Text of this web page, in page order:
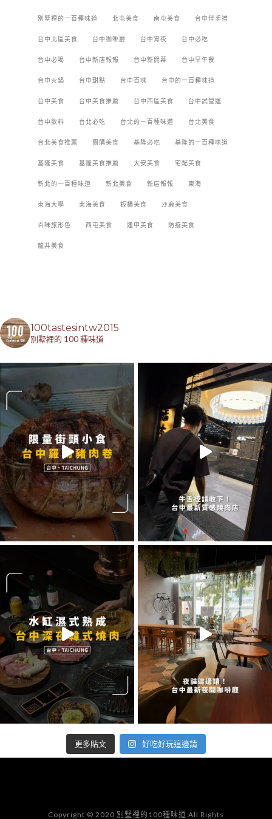
別墅裡的一百種味道 北屯美食 南屯美食 台中伴手禮
台中北區美食 台中咖啡廳 台中宵夜 台中必吃
台中必喝 台中新店報報 台中新開幕 台中早午餐
台中火鍋 台中甜點 台中百味 台中的一百種味道
台中美食 台中美食推薦 台中西區美食 台中試營運
台中飲料 台北必吃 台北的一百種味道 台北美食
台北美食推薦 團購美食 基隆必吃 基隆的一百種味道
基隆美食 基隆美食推薦 大安美食 宅配美食
新北的一百種味道 新北美食 新店報報 東海
東海大學 東海美食 板橋美食 沙鹿美食
百味旅形色 西屯美食 逢甲美食 防疫美食
龍井美食
100tastesintw2015
別墅裡的 100 種味道
更多貼文 好吃好玩這邊請
Copyright © 2020 別墅裡的100種味道 All Rights